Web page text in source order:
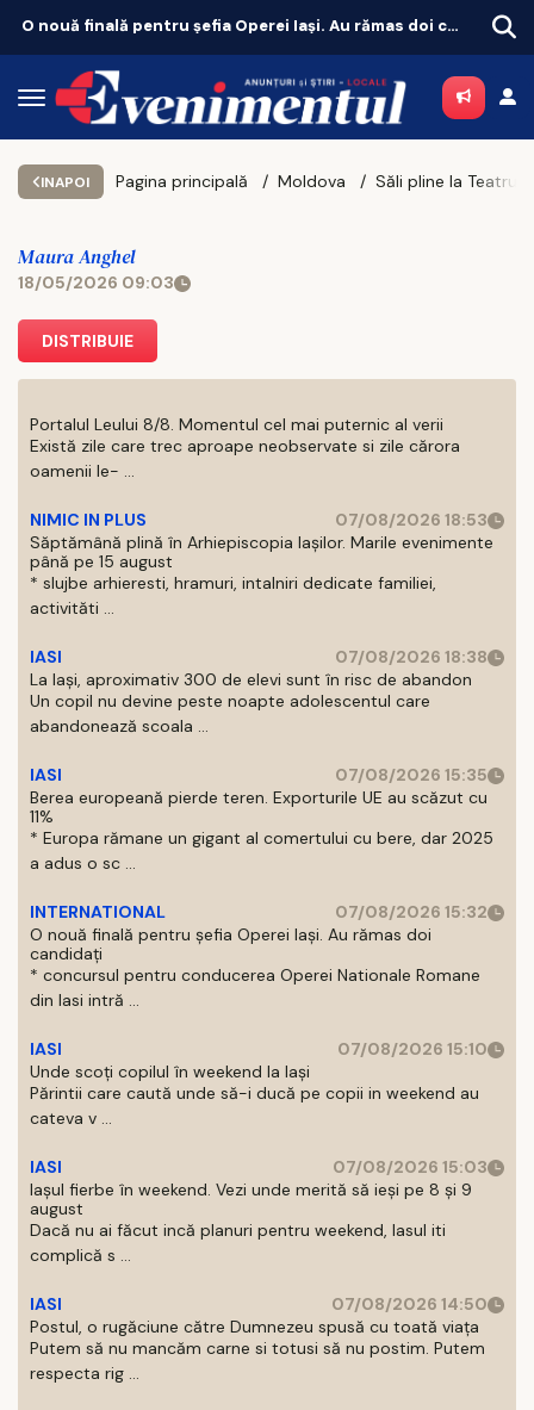
O nouă finală pentru șefia Operei Iași. Au rămas doi candidați Unde scoți copilul în weekend la Iași
INAPOI Pagina principală Moldova
Maura Anghel
18/05/2026 09:03
DISTRIBUIE
Portalul Leului 8/8. Momentul cel mai puternic al verii
Există zile care trec aproape neobservate si zile cărora
oamenii le- ...
NIMIC IN PLUS
07/08/2026 18:53
Săptămână plină în Arhiepiscopia Iașilor. Marile evenimente
până pe 15 august
* slujbe arhieresti, hramuri, intalniri dedicate familiei,
activităti ...
IASI
07/08/2026 18:38
La Iași, aproximativ 300 de elevi sunt în risc de abandon
Un copil nu devine peste noapte adolescentul care
abandonează scoala ...
IASI
07/08/2026 15:35
Berea europeană pierde teren. Exporturile UE au scăzut cu
11%
* Europa rămane un gigant al comertului cu bere, dar 2025
a adus o sc ...
INTERNATIONAL
07/08/2026 15:32
O nouă finală pentru șefia Operei Iași. Au rămas doi
candidați
* concursul pentru conducerea Operei Nationale Romane
din Iasi intră ...
IASI
07/08/2026 15:10
Unde scoți copilul în weekend la Iași
Părintii care caută unde să-i ducă pe copii in weekend au
cateva v ...
IASI
07/08/2026 15:03
Iașul fierbe în weekend. Vezi unde merită să ieși pe 8 și 9
august
Dacă nu ai făcut incă planuri pentru weekend, Iasul iti
complică s ...
IASI
07/08/2026 14:50
Postul, o rugăciune către Dumnezeu spusă cu toată viața
Putem să nu mancăm carne si totusi să nu postim. Putem
respecta rig ...